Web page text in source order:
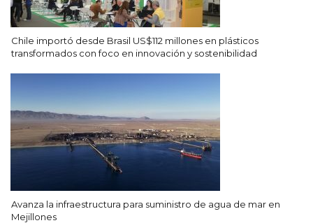
Chile importó desde Brasil US$112 millones en plásticos
transformados con foco en innovación y sostenibilidad
Avanza la infraestructura para suministro de agua de mar en
Mejillones